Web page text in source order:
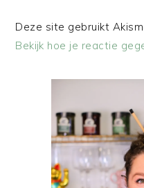
Deze site gebruikt
Bekijk hoe je reactie